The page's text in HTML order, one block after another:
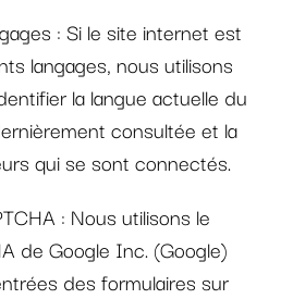
: Si le site internet est
langages, nous utilisons
la langue actuelle du
consultée et la
qui se sont connectés.
: Nous utilisons le
de Google Inc. (Google)
des formulaires sur